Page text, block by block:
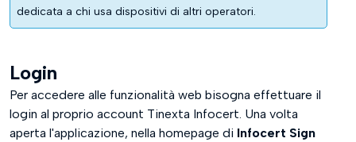
dedicata a chi usa dispositivi di altri operatori.
Login
Per accedere alle funzionalità web bisogna effettuare il
login al proprio account Tinexta Infocert. Una volta
aperta l'applicazione, nella homepage di Infocert Sign